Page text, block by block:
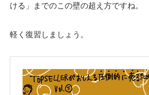
ける」までのこの壁の超え方ですね。
軽く復習しましょう。